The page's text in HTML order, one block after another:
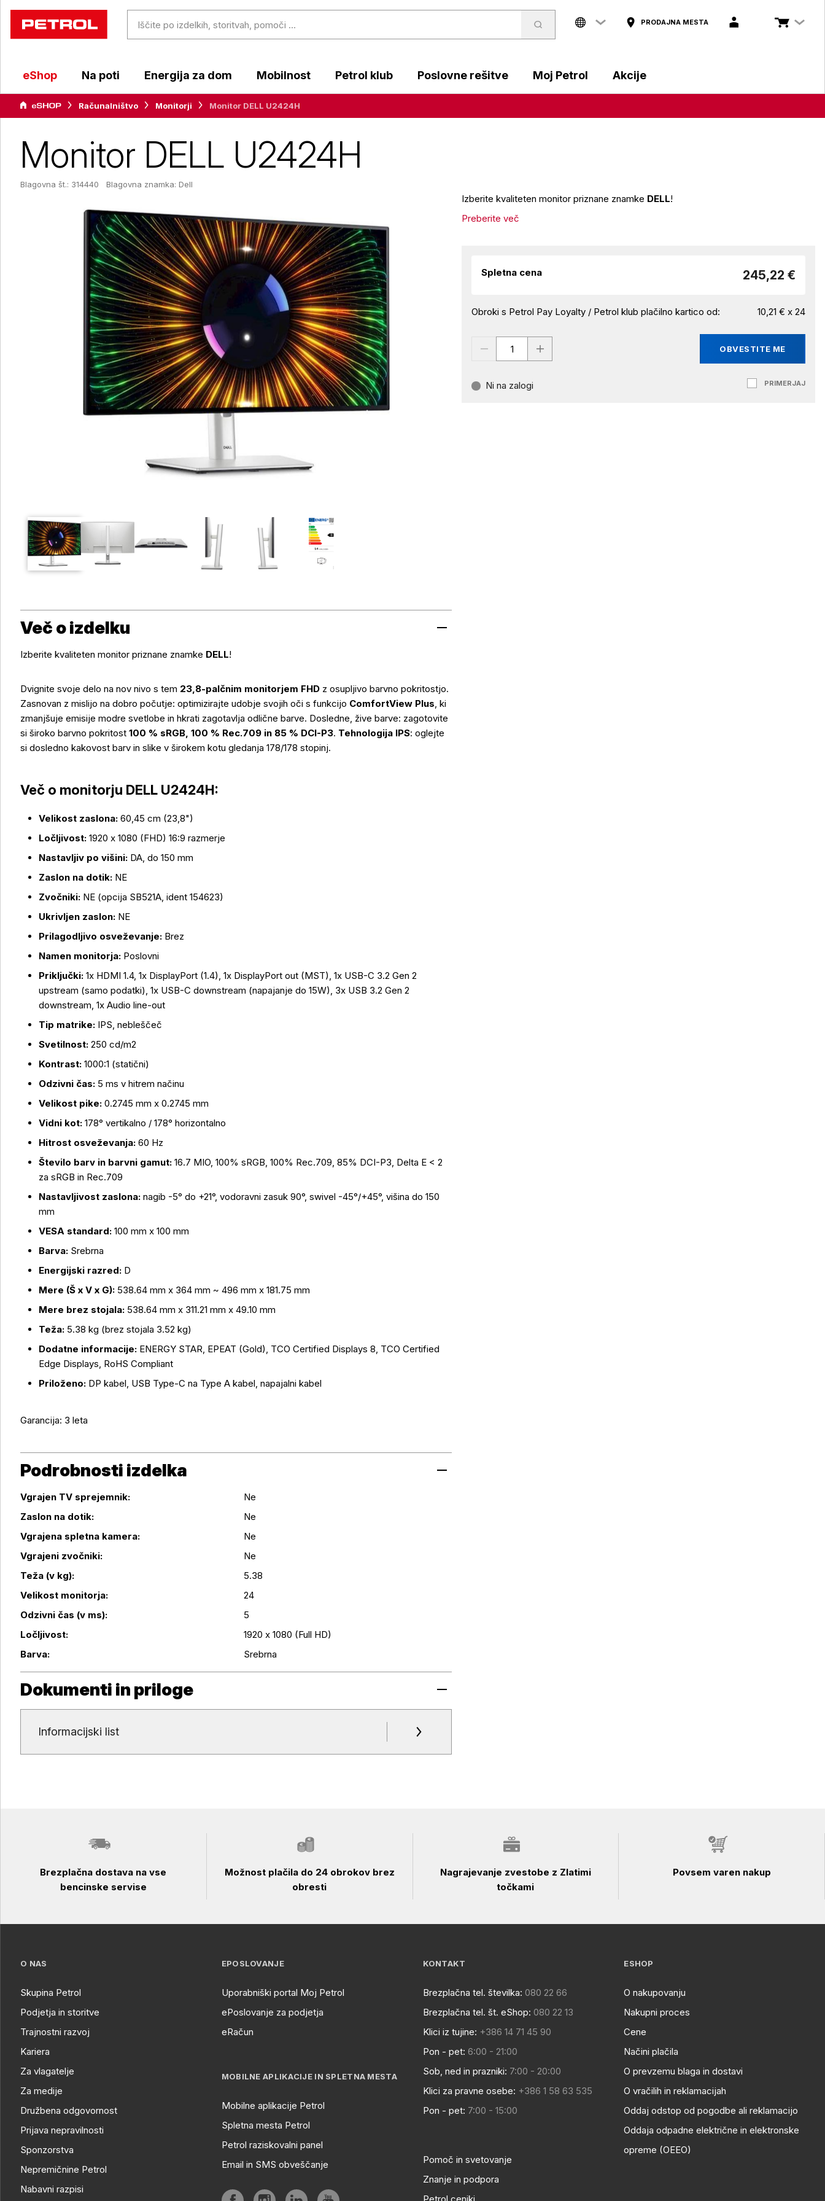
PRODAJNA MESTA
eShop Na poti Energija za dom Mobilnost Petrol klub Poslovne rešitve Moj Petrol Akcije
Računalništvo Monitorji Monitor DELL U2424H
Monitor DELL U2424H
Blagovna št.: 314440 Blagovna znamka: Dell
Izberite kvaliteten monitor priznane znamke DELL!
Preberite več
Spletna cena 245,22 €
Obroki s Petrol Pay Loyalty / Petrol klub plačilno kartico od: 10,21 € x 24
OBVESTITE ME
Ni na zalogi PRIMERJAJ
Več o izdelku
Več o izdelku
Izberite kvaliteten monitor priznane znamke DELL!
Dvignite svoje delo na nov nivo s tem 23,8-palčnim monitorjem FHD z osupljivo barvno pokritostjo.
Zasnovan z mislijo na dobro počutje: optimizirajte udobje svojih oči s funkcijo ComfortView Plus, ki
zmanjšuje emisije modre svetlobe in hkrati zagotavlja odlične barve. Dosledne, žive barve: zagotovite
si široko barvno pokritost 100 % sRGB, 100 % Rec.709 in 85 % DCI-P3. Tehnologija IPS: oglejte
si dosledno kakovost barv in slike v širokem kotu gledanja 178/178 stopinj.
Več o monitorju DELL U2424H:
Velikost zaslona: 60,45 cm (23,8")
Ločljivost: 1920 x 1080 (FHD) 16:9 razmerje
Nastavljiv po višini: DA, do 150 mm
Zaslon na dotik: NE
Zvočniki: NE (opcija SB521A, ident 154623)
Ukrivljen zaslon: NE
Prilagodljivo osveževanje: Brez
Namen monitorja: Poslovni
Priključki: 1x HDMI 1.4, 1x DisplayPort (1.4), 1x DisplayPort out (MST), 1x USB-C 3.2 Gen 2
upstream (samo podatki), 1x USB-C downstream (napajanje do 15W), 3x USB 3.2 Gen 2
downstream, 1x Audio line-out
Tip matrike: IPS, nebleščeč
Svetilnost: 250 cd/m2
Kontrast: 1000:1 (statični)
Odzivni čas: 5 ms v hitrem načinu
Velikost pike: 0.2745 mm x 0.2745 mm
Vidni kot: 178° vertikalno / 178° horizontalno
Hitrost osveževanja: 60 Hz
Število barv in barvni gamut: 16.7 MIO, 100% sRGB, 100% Rec.709, 85% DCI-P3, Delta E < 2
za sRGB in Rec.709
Nastavljivost zaslona: nagib -5° do +21°, vodoravni zasuk 90°, swivel -45°/+45°, višina do 150
mm
VESA standard: 100 mm x 100 mm
Barva: Srebrna
Energijski razred: D
Mere (Š x V x G): 538.64 mm x 364 mm ~ 496 mm x 181.75 mm
Mere brez stojala: 538.64 mm x 311.21 mm x 49.10 mm
Teža: 5.38 kg (brez stojala 3.52 kg)
Dodatne informacije: ENERGY STAR, EPEAT (Gold), TCO Certified Displays 8, TCO Certified
Edge Displays, RoHS Compliant
Priloženo: DP kabel, USB Type-C na Type A kabel, napajalni kabel
Garancija: 3 leta
Podrobnosti izdelka
Vgrajen TV sprejemnik:
Ne
Zaslon na dotik:
Ne
Vgrajena spletna kamera:
Ne
Vgrajeni zvočniki:
Ne
Teža (v kg):
5.38
Velikost monitorja:
24
Odzivni čas (v ms):
5
Ločljivost:
1920 x 1080 (Full HD)
Barva:
Srebrna
Dokumenti in priloge
Informacijski list
Brezplačna dostava na vse
bencinske servise
Možnost plačila do 24 obrokov brez
obresti
Nagrajevanje zvestobe z Zlatimi
točkami
Povsem varen nakup
O NAS
Skupina Petrol
Podjetja in storitve
Trajnostni razvoj
Kariera
Za vlagatelje
Za medije
Družbena odgovornost
Prijava nepravilnosti
Sponzorstva
Nepremičnine Petrol
Nabavni razpisi
EPOSLOVANJE
Uporabniški portal Moj Petrol
ePoslovanje za podjetja
eRačun
MOBILNE APLIKACIJE IN SPLETNA MESTA
Mobilne aplikacije Petrol
Spletna mesta Petrol
Petrol raziskovalni panel
Email in SMS obveščanje
KONTAKT
Brezplačna tel. številka: 080 22 66
Brezplačna tel. št. eShop: 080 22 13
Klici iz tujine: +386 14 71 45 90
Pon - pet: 6:00 - 21:00
Sob, ned in prazniki: 7:00 - 20:00
Klici za pravne osebe: +386 1 58 63 535
Pon - pet: 7:00 - 15:00
Pomoč in svetovanje
Znanje in podpora
ESHOP
O nakupovanju
Nakupni proces
Cene
Načini plačila
O prevzemu blaga in dostavi
O vračilih in reklamacijah
Oddaj odstop od pogodbe ali reklamacijo
Oddaja odpadne električne in elektronske
opreme (OEEO)